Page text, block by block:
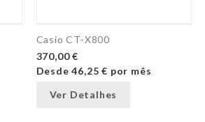
Casio CT-X800
370,00 €
Desde46,25 € por mês
Ver Detalhes